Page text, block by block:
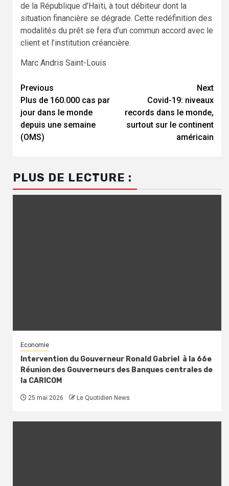
de la République d’Haïti, à tout débiteur dont la
situation financière se dégrade. Cette redéfinition des
modalités du prêt se fera d’un commun accord avec le
client et l’institution créancière.
Marc Andris Saint-Louis
Continue
Reading
Previous
Plus de 160.000 cas par
jour dans le monde
depuis une semaine
(OMS)
Next
Covid-19: niveaux
records dans le monde,
surtout sur le continent
américain
PLUS DE LECTURE :
Economie
Intervention du Gouverneur Ronald Gabriel à la 66e
Réunion des Gouverneurs des Banques centrales de
la CARICOM
25 mai 2026 Le Quotidien News